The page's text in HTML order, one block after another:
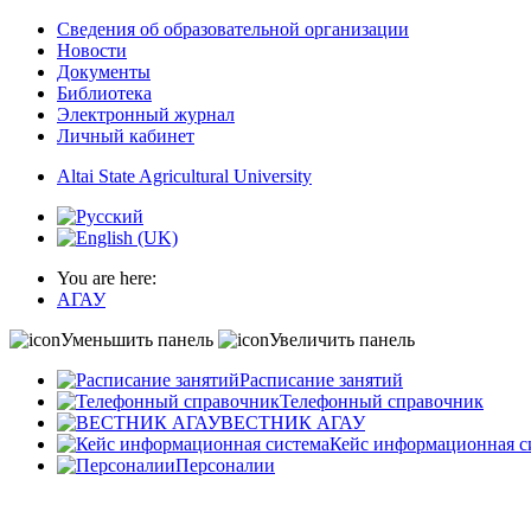
Сведения об образовательной организации
Новости
Документы
Библиотека
Электронный журнал
Личный кабинет
Altai State Agricultural University
You are here:
АГАУ
Уменьшить панель
Увеличить панель
Расписание занятий
Телефонный справочник
ВЕСТНИК АГАУ
Кейс информационная
Персоналии